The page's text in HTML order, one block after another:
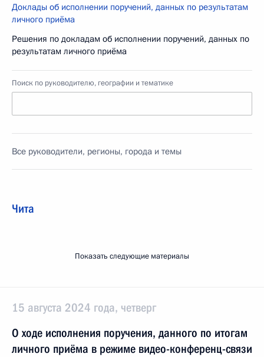
Доклады об исполнении поручений, данных по результатам
личного приёма
Решения по докладам об исполнении поручений, данных по
результатам личного приёма
Поиск по руководителю, географии и тематике
Все руководители, регионы, города и темы
Чита
Показать следующие материалы
15 августа 2024 года, четверг
О ходе исполнения поручения, данного по итогам
личного приёма в режиме видео-конференц-связи